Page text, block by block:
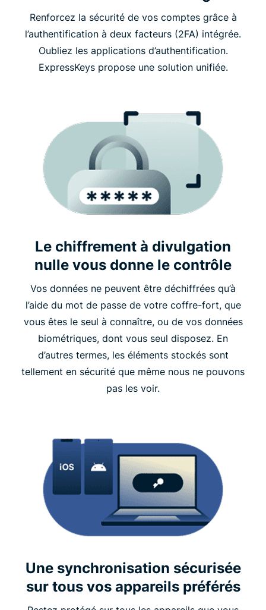
Renforcez la sécurité de vos comptes grâce à
l’authentification à deux facteurs (2FA) intégrée.
Oubliez les applications d’authentification.
ExpressKeys propose une solution unifiée.
Le chiffrement à divulgation
nulle vous donne le contrôle
Vos données ne peuvent être déchiffrées qu’à
l’aide du mot de passe de votre coffre-fort, que
vous êtes le seul à connaître, ou de vos données
biométriques, dont vous seul disposez. En
d’autres termes, les éléments stockés sont
tellement en sécurité que même nous ne pouvons
pas les voir.
Une synchronisation sécurisée
sur tous vos appareils préférés